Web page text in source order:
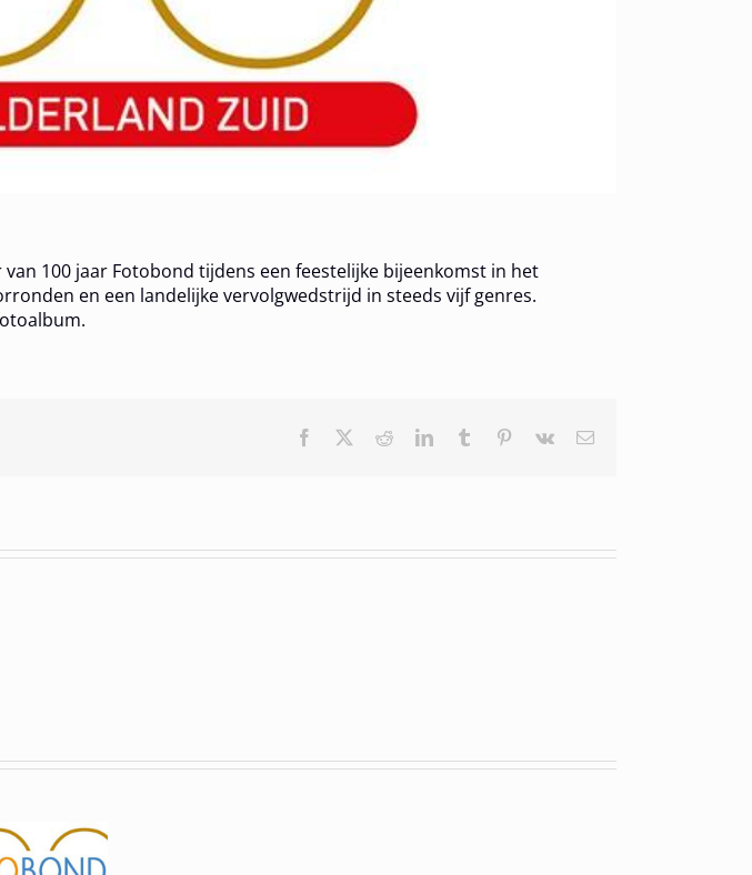
100 jaar Fotobond tijdens een feestelijke bijeenkomst in het
en een landelijke vervolgwedstrijd in steeds vijf genres.
Facebook RedditLinkedInTumblr Pinterest
Vk
E-